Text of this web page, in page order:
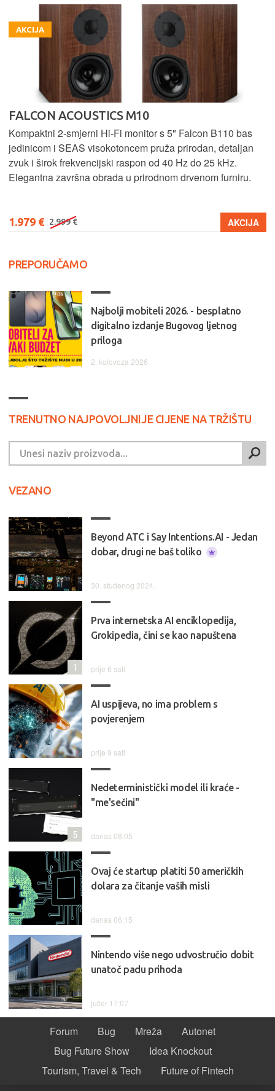
AKCIJA
FALCON ACOUSTICS M10
Kompaktni 2-smjerni Hi-Fi monitor s 5" Falcon B110 bas
jedinicom i SEAS visokotoncem pruža prirodan, detaljan
zvuk i širok frekvencijski raspon od 40 Hz do 25 kHz.
Elegantna završna obrada u prirodnom drvenom furniru.
1.979 € 2.999 € AKCIJA
PREPORUČAMO
Najbolji mobiteli 2026. - besplatno
digitalno izdanje Bugovog ljetnog
priloga
2. kolovoza 2026.
TRENUTNO NAJPOVOLJNIJE CIJENE NA TRŽIŠTU
VEZANO
Beyond ATC i Say Intentions.AI - Jedan
dobar, drugi ne baš toliko
30. studenog 2024.
Prva internetska AI enciklopedija,
Grokipedia, čini se kao napuštena
prije 6 sati
1
AI uspijeva, no ima problem s
povjerenjem
prije 9 sati
Nedeterministički model ili kraće -
"me'sečini"
danas 08:05
5
Ovaj će startup platiti 50 američkih
dolara za čitanje vaših misli
danas 06:15
Nintendo više nego udvostručio dobit
unatoč padu prihoda
jučer 17:07
Forum Bug Mreža
Autonet
Bug Future Show
Idea Knockout
Tourism, Travel & Tech
Future of Fintech